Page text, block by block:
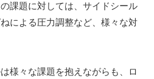
課題に対しては、サイドシール
による圧力調整など、様々な対
様々な課題を抱えながらも、ロ